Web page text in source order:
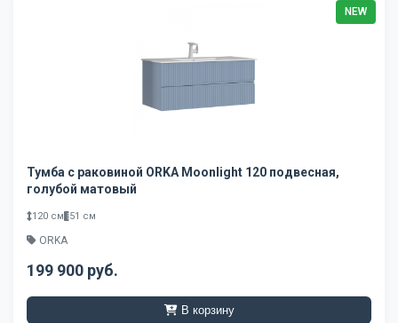
NEW
Тумба с раковиной ORKA Moonlight 120 подвесная,
голубой матовый
120 см 51 см
ORKA
199 900 руб.
В корзину